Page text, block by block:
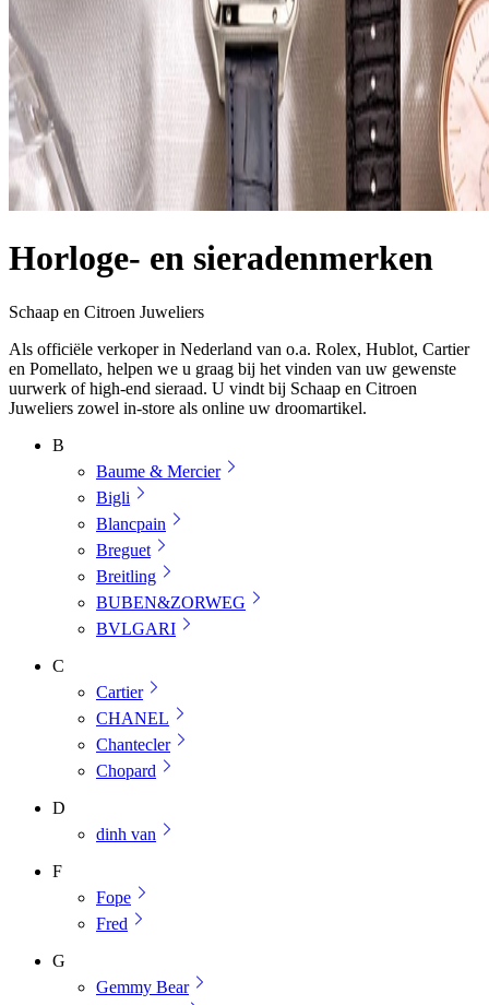
Horloge- en sieradenmerken
Schaap en Citroen Juweliers
Als officiële verkoper in Nederland van o.a. Rolex, Hublot, Cartier
en Pomellato, helpen we u graag bij het vinden van uw gewenste
uurwerk of high-end sieraad. U vindt bij Schaap en Citroen
Juweliers zowel in-store als online uw droomartikel.
B
Baume & Mercier
Bigli
Blancpain
Breguet
Breitling
BUBEN&ZORWEG
BVLGARI
C
Cartier
CHANEL
Chantecler
Chopard
D
dinh van
F
Fope
Fred
G
Gemmy Bear